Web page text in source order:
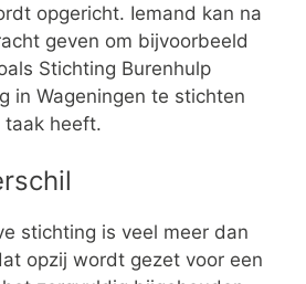
opgericht. Iemand kan na
geven om bijvoorbeeld
Stichting Burenhulp
in Wageningen te stichten
taak heeft.
stichting is veel meer dan
opzij wordt gezet voor een